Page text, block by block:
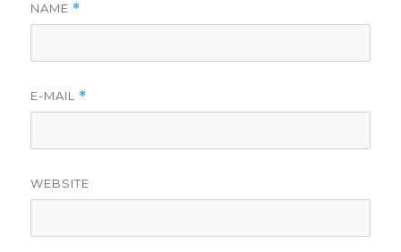
NAME *
E-MAIL *
WEBSITE